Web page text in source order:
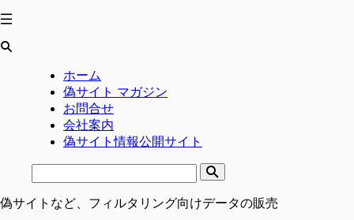
ホーム
偽サイト マガジン
お問合せ
会社案内
偽サイト情報公開サイト
偽サイトなど、フィルタリング向けデータの販売